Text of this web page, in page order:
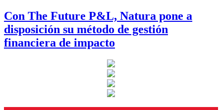
Con The Future P&L, Natura pone a
disposición su método de gestión
financiera de impacto